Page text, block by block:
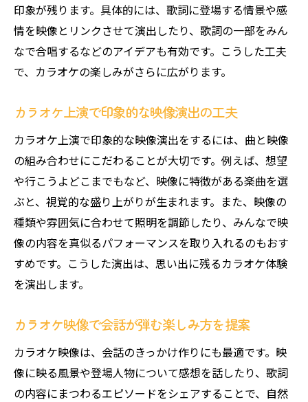
印象が残ります。具体的には、歌詞に登場する情景や感
情を映像とリンクさせて演出したり、歌詞の一部をみん
なで合唱するなどのアイデアも有効です。こうした工夫
で、カラオケの楽しみがさらに広がります。
カラオケ上演で印象的な映像演出の工夫
カラオケ上演で印象的な映像演出をするには、曲と映像
の組み合わせにこだわることが大切です。例えば、想望
や行こうよどこまでもなど、映像に特徴がある楽曲を選
ぶと、視覚的な盛り上がりが生まれます。また、映像の
種類や雰囲気に合わせて照明を調節したり、みんなで映
像の内容を真似るパフォーマンスを取り入れるのもおす
すめです。こうした演出は、思い出に残るカラオケ体験
を演出します。
カラオケ映像で会話が弾む楽しみ方を提案
カラオケ映像は、会話のきっかけ作りにも最適です。映
像に映る風景や登場人物について感想を話したり、歌詞
の内容にまつわるエピソードをシェアすることで、自然